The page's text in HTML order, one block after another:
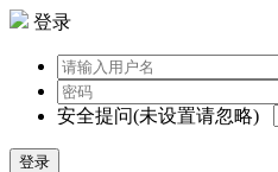
登录
安全提问(未设置请忽略)
登录